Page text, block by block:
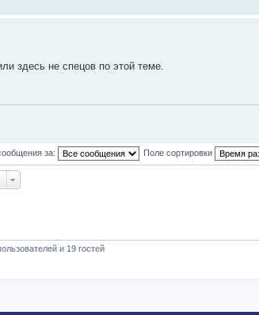
не спецов по этой теме.
за: Поле сортировки
и 19 гостей